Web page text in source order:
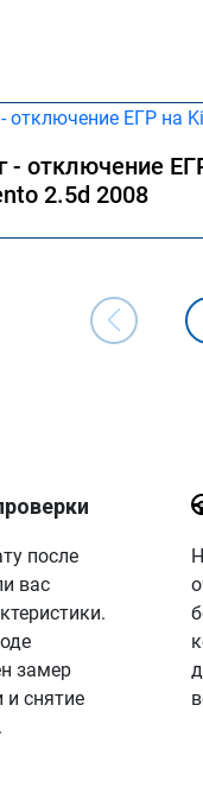
- отключение
2.5d 2008
после
вас
замер
снятие